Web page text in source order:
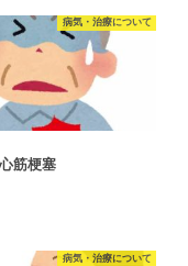
病気・治療について
筋梗塞
病気・治療について